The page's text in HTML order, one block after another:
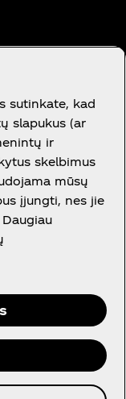
teisės
sutinkate, kad
slapukus (ar
ir
skelbimus
mūsų
įjungti, nes jie